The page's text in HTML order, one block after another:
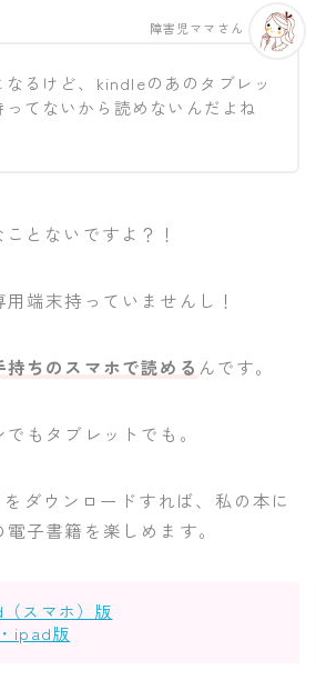
なるけど、kindleのあのタブレッ
ってないから読めないんだよね
障害児ママさん
とないですよ？！
端末持っていませんし！
ちのスマホで読める んです。
もタブレットでも。
をダウンロードすれば、私の本に
子書籍を楽しめます。
スマホ）版
ipad版